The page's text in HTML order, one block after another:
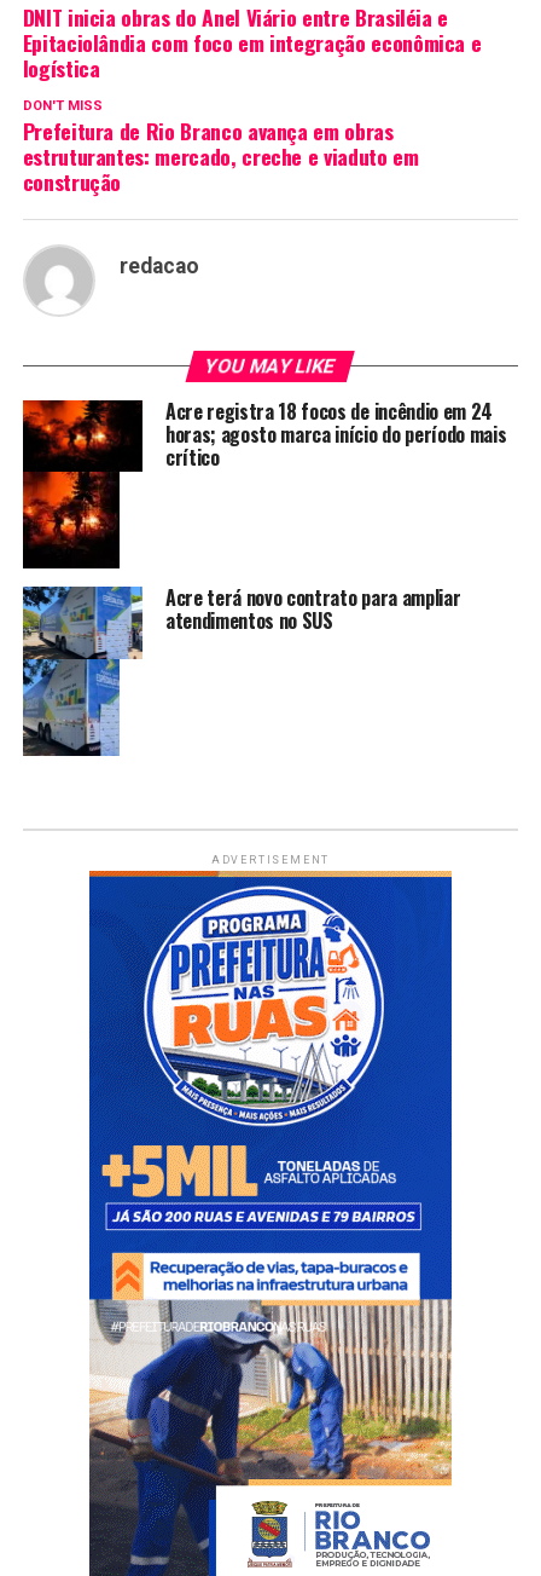
DNIT inicia obras do Anel Viário entre Brasiléia e
Epitaciolândia com foco em integração econômica e
logística
DON'T MISS
Prefeitura de Rio Branco avança em obras
estruturantes: mercado, creche e viaduto em
construção
redacao
YOU MAY LIKE
Acre registra 18 focos de incêndio em 24
horas; agosto marca início do período mais
crítico
Acre terá novo contrato para ampliar
atendimentos no SUS
ADVERTISEMENT